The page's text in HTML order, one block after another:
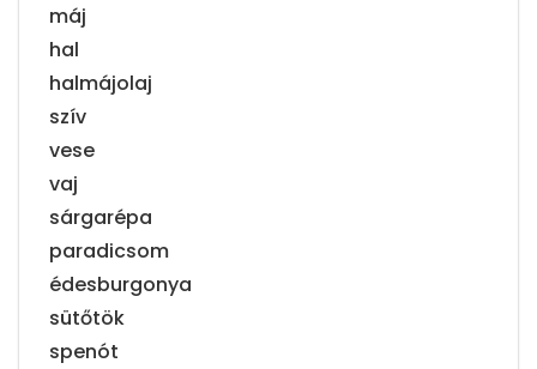
máj
hal
halmájolaj
szív
vese
vaj
sárgarépa
paradicsom
édesburgonya
sütőtök
spenót